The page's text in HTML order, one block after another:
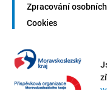
Zpracování
Cookies